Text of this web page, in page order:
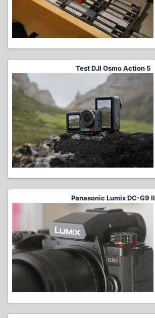
Test DJI Osmo Action 5
Panasonic Lumix DC-G9 II